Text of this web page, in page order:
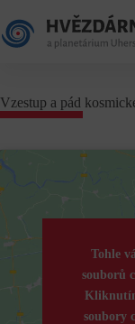
to
content
Vzestup a pád
Tohle
souborů
soubory